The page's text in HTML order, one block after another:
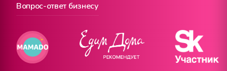
Вопрос-ответ бизнесу